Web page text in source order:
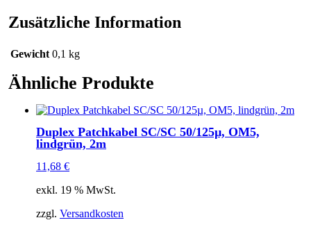
Zusätzliche Information
Gewicht 0,1 kg
Ähnliche Produkte
Duplex Patchkabel SC/SC 50/125µ, OM5,
lindgrün, 2m
11,68 €
exkl. 19 % MwSt.
zzgl. Versandkosten